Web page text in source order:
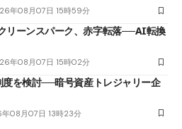
年08月07日 15時59分
リーンスパーク、赤字転落──AI転換
年08月07日 15時02分
度を検討──暗号資産トレジャリー企
08月07日 13時23分